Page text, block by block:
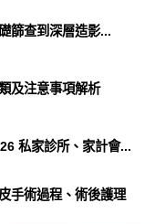
篩查到深層造影...
及注意事項解析
私家診所、家計會...
手術過程、術後護理